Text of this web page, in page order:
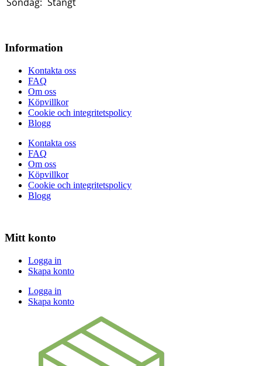
Information
Kontakta oss
FAQ
Om oss
Köpvillkor
Cookie och integritetspolicy
Blogg
Kontakta oss
FAQ
Om oss
Köpvillkor
Cookie och integritetspolicy
Blogg
Mitt konto
Logga in
Skapa konto
Logga in
Skapa konto